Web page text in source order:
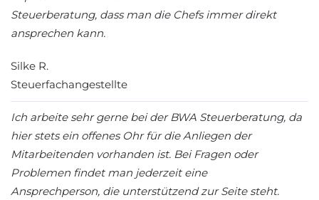
Steuerberatung, dass man die Chefs immer direkt
ansprechen kann.
Silke R.
Steuerfachangestellte
Ich arbeite sehr gerne bei der BWA Steuerberatung, da
hier stets ein offenes Ohr für die Anliegen der
Mitarbeitenden vorhanden ist. Bei Fragen oder
Problemen findet man jederzeit eine
Ansprechperson, die unterstützend zur Seite steht.